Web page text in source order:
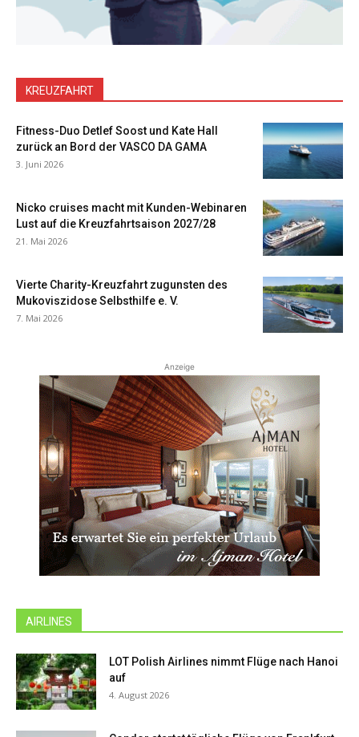
KREUZFAHRT
Fitness-Duo Detlef Soost und Kate Hall
zurück an Bord der VASCO DA GAMA
3. Juni 2026
Nicko cruises macht mit Kunden-Webinaren
Lust auf die Kreuzfahrtsaison 2027/28
21. Mai 2026
Vierte Charity-Kreuzfahrt zugunsten des
Mukoviszidose Selbsthilfe e. V.
7. Mai 2026
Anzeige
AIRLINES
LOT Polish Airlines nimmt Flüge nach Hanoi
auf
4. August 2026